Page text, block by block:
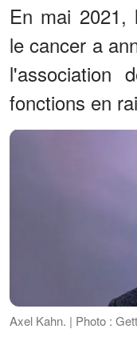
En mai 2021,
le cancer a
l'association
fonctions en
Axel Kahn. | Photo :